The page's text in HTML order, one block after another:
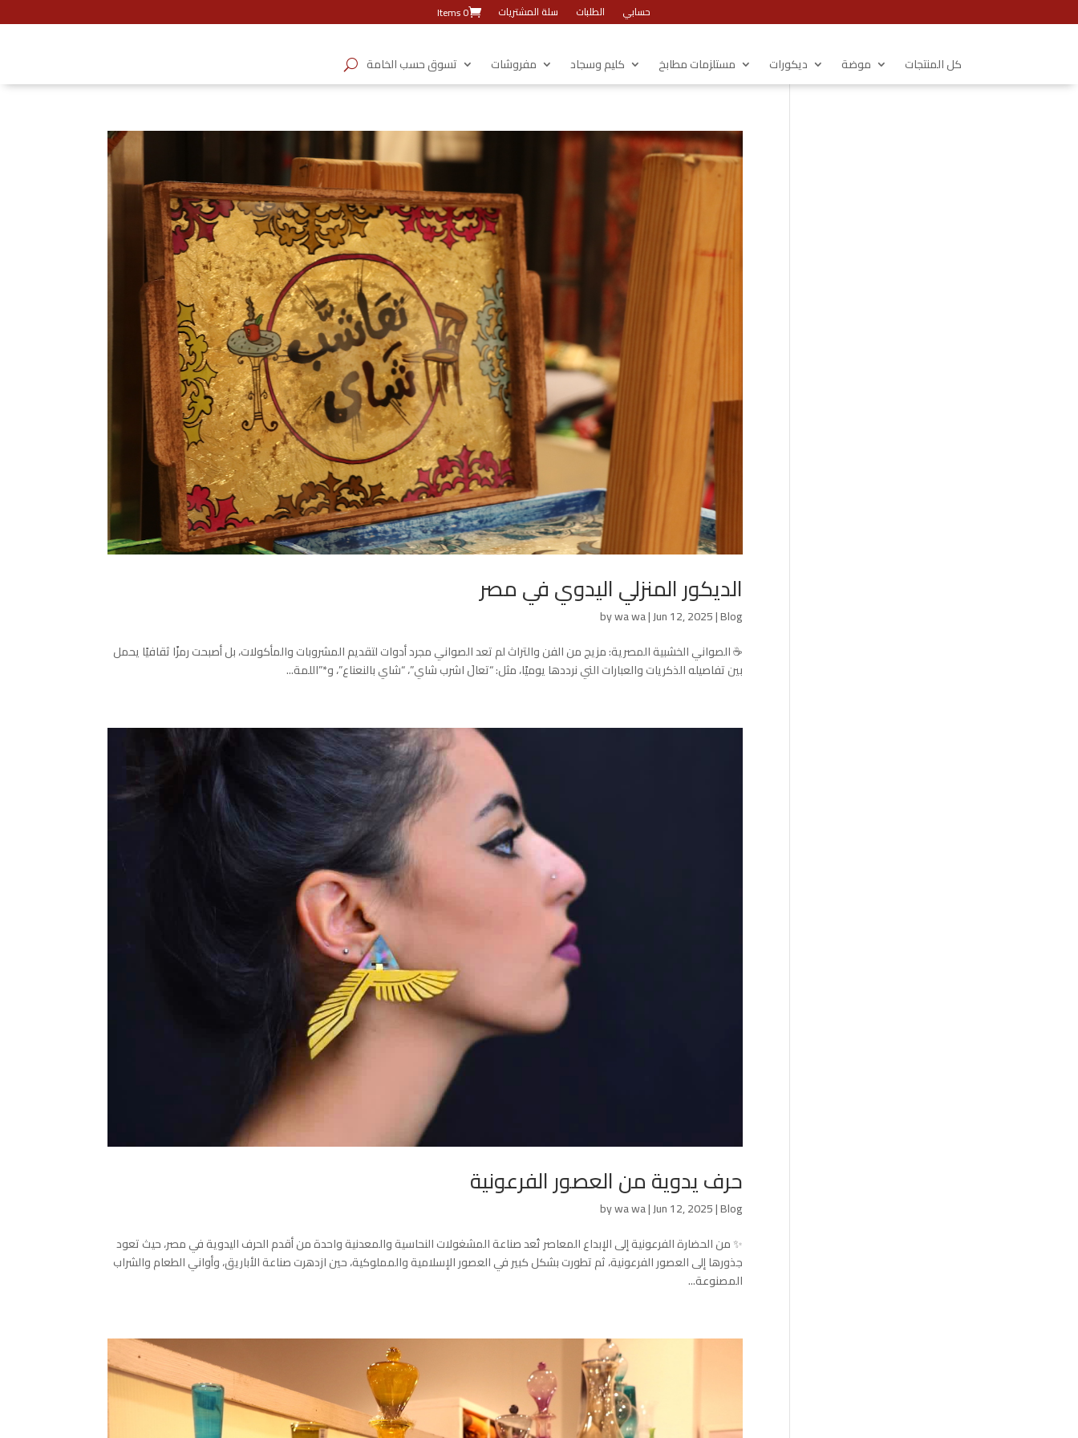
حسابي الطلبات سلة المشتريات 0 Items
كل المنتجات موضة ديكورات مستلزمات مطابخ كليم وسجاد مفروشات تسوق حسب الخامة
الديكور المنزلي اليدوي في مصر
bywa wa|Jun 12, 2025|Blog
☕ الصواني الخشبية المصرية: مزيج من الفن والتراث لم تعد الصواني مجرد أدوات لتقديم المشروبات والمأكولات، بل أصبحت رمزًا ثقافيًا يحمل
بين تفاصيله الذكريات والعبارات التي نرددها يوميًا، مثل: “تعالَ اشرب شاي”، “شاي بالنعناع”، و*”اللمة...
حرف يدوية من العصور الفرعونية
bywa wa|Jun 12, 2025|Blog
✨ من الحضارة الفرعونية إلى الإبداع المعاصر تُعد صناعة المشغولات النحاسية والمعدنية واحدة من أقدم الحرف اليدوية في مصر، حيث تعود
جذورها إلى العصور الفرعونية، ثم تطورت بشكل كبير في العصور الإسلامية والمملوكية، حين ازدهرت صناعة الأباريق، وأواني الطعام والشراب
المصنوعة...